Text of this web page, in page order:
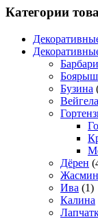
Категории
Бузина
Вейгела
Дёрен
Жасмин
Ива (1)
Калина